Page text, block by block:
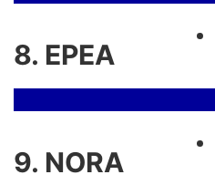
8. EPEA
9. NORA